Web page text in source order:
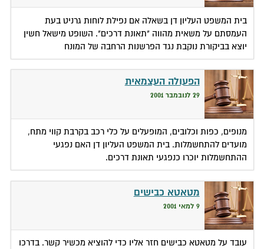
בית המשפט העליון דן בשאלה אם נפילת לוחות גרניט בעת
העמסתם על משאית מהווה "תאונת דרכים". השופט מישאל חשין
יוצא בביקורת נוקבת נגד הפרשנות הרחבה של המונח
הפעולה העצמאית
29 לנובמבר 2001
מנופים, כפות וכלובים, המופעלים על כלי רכב בקרבת קווי מתח,
מועדים להתחשמלות. בית המשפט העליון דן האם נפגעי
ההתחשמלות יוכרו כנפגעי תאונת דרכים.
מטאטא כבישים
9 למאי 2001
עובד על מטאטא כבישים חזר אליו כדי להוציא מכשיר קשר. בדרכו